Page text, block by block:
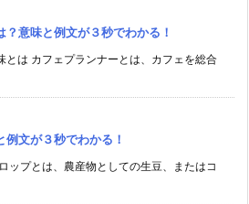
？意味と例文が３秒でわかる！
とは カフェプランナーとは、カフェを総合
例文が３秒でわかる！
ップとは、農産物としての生豆、またはコ